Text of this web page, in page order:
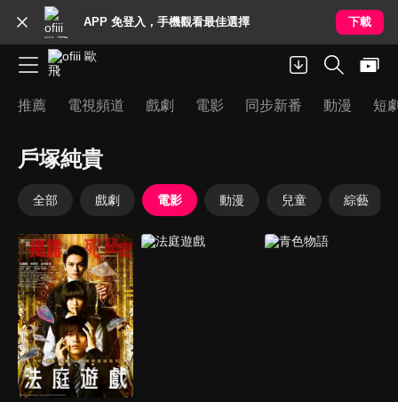
APP 免登入，手機觀看最佳選擇 下載
推薦 電視頻道 戲劇 電影 同步新番 動漫 短
戶塚純貴
全部 戲劇 電影 動漫 兒童 綜藝